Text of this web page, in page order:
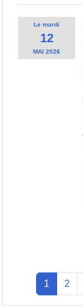
Lemardi
12
MAI 2026
1 2